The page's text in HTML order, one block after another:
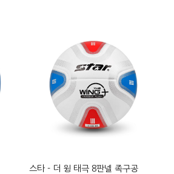
스타 - 더 윙 태극 8판넬 족구공